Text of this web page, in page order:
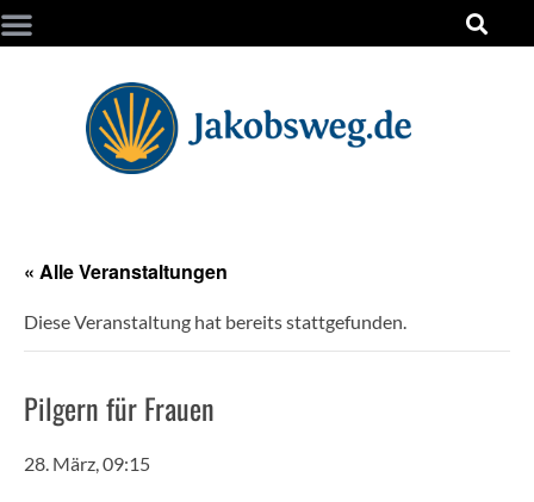
« Alle Veranstaltungen
Diese Veranstaltung hat bereits stattgefunden.
Pilgern für Frauen
28. März, 09:15